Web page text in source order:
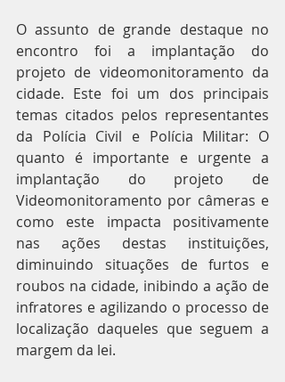
O assunto de grande destaque no
encontro foi a implantação do
projeto de videomonitoramento da
cidade. Este foi um dos principais
temas citados pelos representantes
da Polícia Civil e Polícia Militar: O
quanto é importante e urgente a
implantação do projeto de
Videomonitoramento por câmeras e
como este impacta positivamente
nas ações destas instituições,
diminuindo situações de furtos e
roubos na cidade, inibindo a ação de
infratores e agilizando o processo de
localização daqueles que seguem a
margem da lei.